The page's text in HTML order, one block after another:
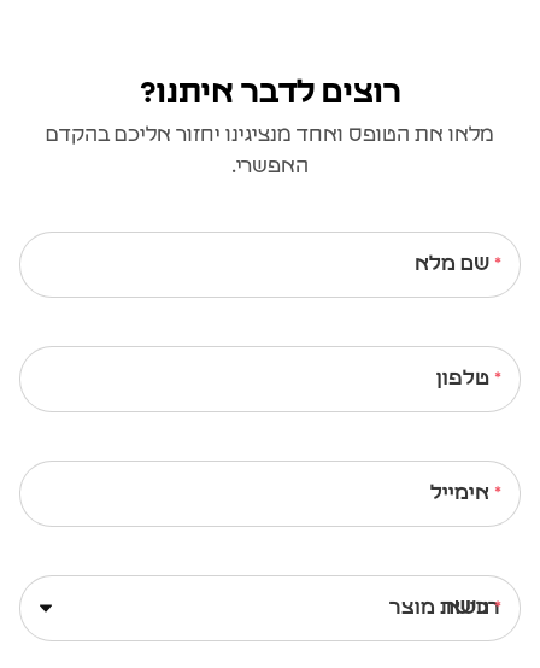
רוצים לדבר איתנו?
מלאו את הטופס ואחד מנציגינו יחזור אליכם בהקדם
האפשרי.
שם מלא
טלפון
אימייל
נושא